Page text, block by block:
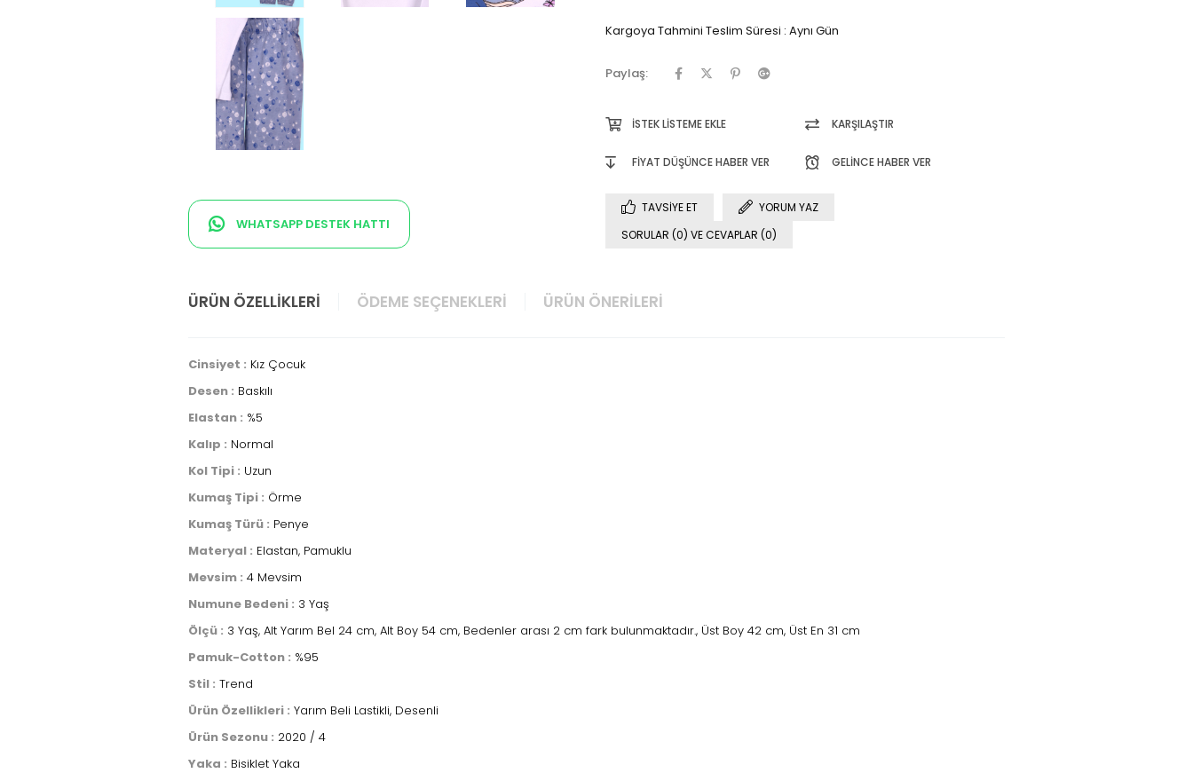
WHATSAPP DESTEK HATTI
Kargoya Tahmini Teslim Süresi : Aynı Gün
Paylaş:
İSTEK LISTEME EKLE KARŞILAŞTIR
FIYAT DÜŞÜNCE HABER VER GELINCE HABER VER
TAVSIYE ET
YORUM YAZ
SORULAR (0) VE CEVAPLAR (0)
ÜRÜN ÖZELLIKLERI ÖDEME SEÇENEKLERI ÜRÜN ÖNERILERI
Cinsiyet : Kız Çocuk
Desen : Baskılı
Elastan : %5
Kalıp : Normal
Kol Tipi : Uzun
Kumaş Tipi : Örme
Kumaş Türü : Penye
Materyal : Elastan, Pamuklu
Mevsim : 4 Mevsim
Numune Bedeni : 3 Yaş
Ölçü : 3 Yaş, Alt Yarım Bel 24 cm, Alt Boy 54 cm, Bedenler arası 2 cm fark bulunmaktadır., Üst Boy 42 cm, Üst En 31 cm
Pamuk-Cotton : %95
Stil : Trend
Ürün Özellikleri : Yarım Beli Lastikli, Desenli
Ürün Sezonu : 2020 / 4
Yaka : Bisiklet Yaka